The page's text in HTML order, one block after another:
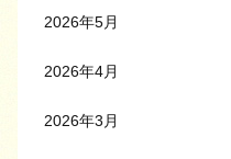
2026年5月
2026年4月
2026年3月